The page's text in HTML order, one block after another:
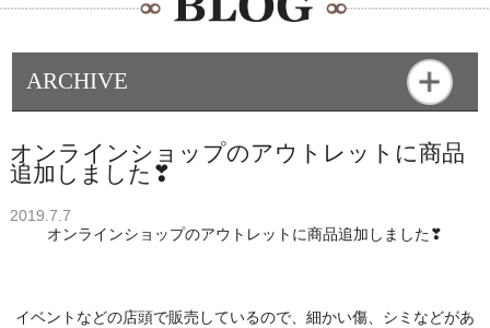
ARCHIVE
オンラインショップのアウトレットに商品
追加しました❣
2019.7.7
オンラインショップのアウトレットに商品追加しました❣
イベントなどの店頭で販売しているので、細かい傷、シミなどがあ